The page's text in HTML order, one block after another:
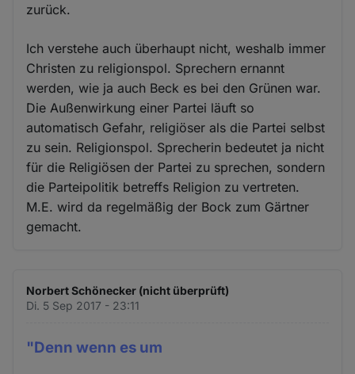
zurück.
Ich verstehe auch überhaupt nicht, weshalb immer
Christen zu religionspol. Sprechern ernannt
werden, wie ja auch Beck es bei den Grünen war.
Die Außenwirkung einer Partei läuft so
automatisch Gefahr, religiöser als die Partei selbst
zu sein. Religionspol. Sprecherin bedeutet ja nicht
für die Religiösen der Partei zu sprechen, sondern
die Parteipolitik betreffs Religion zu vertreten.
M.E. wird da regelmäßig der Bock zum Gärtner
gemacht.
Norbert Schönecker (nicht überprüft)
Di. 5 Sep 2017 - 23:11
"Denn wenn es um